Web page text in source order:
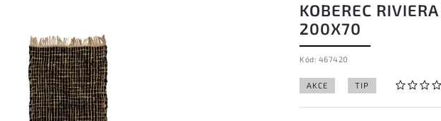
KOBEREC
200X70
Kód: 467420
AKCE TIP